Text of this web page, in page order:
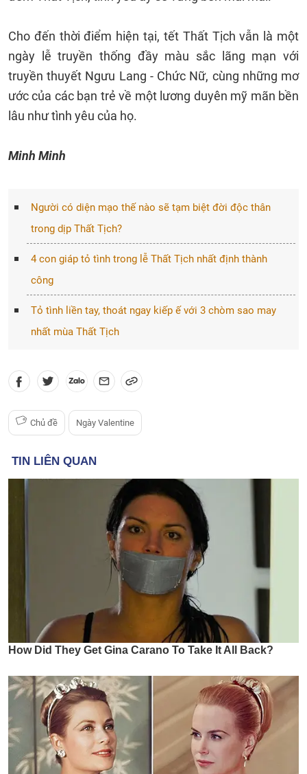
Cho đến thời điểm hiện tại, tết Thất Tịch vẫn là một
ngày lễ truyền thống đầy màu sắc lãng mạn với
truyền thuyết Ngưu Lang - Chức Nữ, cùng những mơ
ước của các bạn trẻ về một lương duyên mỹ mãn bền
lâu như tình yêu của họ.
Minh Minh
Người có diện mạo thế nào sẽ tạm biệt đời độc thân
trong dịp Thất Tịch?
4 con giáp tỏ tình trong lễ Thất Tịch nhất định thành
công
Tỏ tình liền tay, thoát ngay kiếp ế với 3 chòm sao may
nhất mùa Thất Tịch
Chủ đề Ngày Valentine